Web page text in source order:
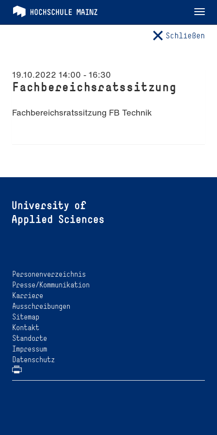
Schließen
19.10.2022 14:00 - 16:30
Fachbereichsratssitzung
Fachbereichsratssitzung FB Technik
Personenverzeichnis
Presse/Kommunikation
Karriere
Ausschreibungen
Sitemap
Kontakt
Standorte
Impressum
Datenschutz